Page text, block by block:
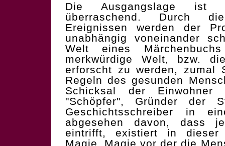
Die Ausgangslage ist
überraschend. Durch
Ereignissen werden der
unabhängig voneinander
Welt eines
merkwürdige Welt, bzw.
erforscht zu werden, zumal
Regeln des gesunden
Schicksal der Einwohner
"Schöpfer", Gründer der
Geschichtsschreiber in
abgesehen davon, dass
eintrifft, existiert in dieser
Magie. Magie vor der die